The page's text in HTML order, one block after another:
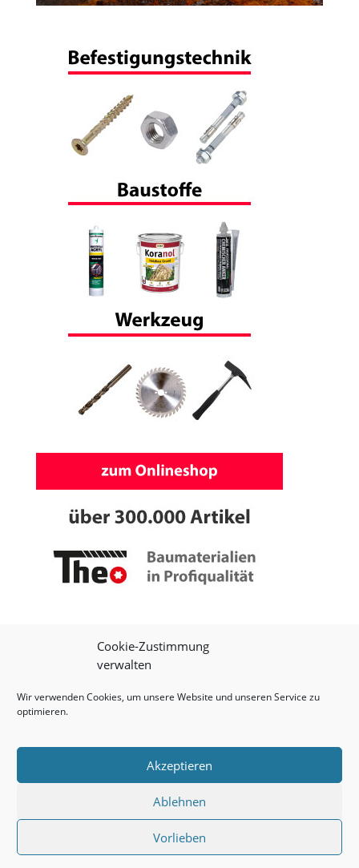
Cookie-Zustimmung
verwalten
Wir verwenden Cookies, um unsere Website und unseren Service zu
optimieren.
Akzeptieren
Ablehnen
Vorlieben
© 2026 Theo Schrauben GmbH